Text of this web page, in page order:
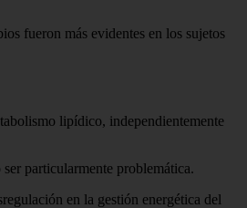
fueron más evidentes en los sujetos
lipídico, independientemente
particularmente problemática.
en la gestión energética del